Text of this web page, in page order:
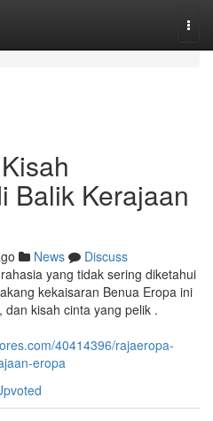
Balik Kerajaan
News
Discuss
yang tidak sering diketahui
kekaisaran Benua Eropa ini
kisah cinta yang pelik .
40414396/rajaeropa-
eropa